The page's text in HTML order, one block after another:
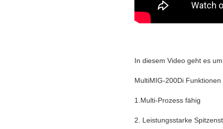
In diesem Video geht es
MultiMIG-200Di
1.Multi-Prozess fähig
2. Leistungsstarke